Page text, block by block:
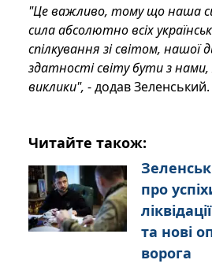
"Це важливо, тому що наша
сила абсолютно всіх
спілкування зі світом, нашої
здатності світу бути з
виклики", - додав Зеленський.
Читайте також:
про
та нові
ворога